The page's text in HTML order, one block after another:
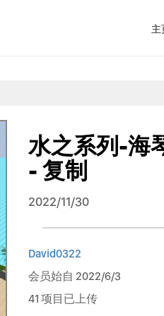
主
水之系列-海
- 复制
2022/11/30
David0322
会员始自 2022/6/3
41 项目已上传